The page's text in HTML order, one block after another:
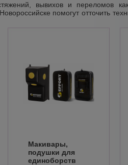
вывихов и переломов
помогут отточить
Макивары,
подушки для
единоборств